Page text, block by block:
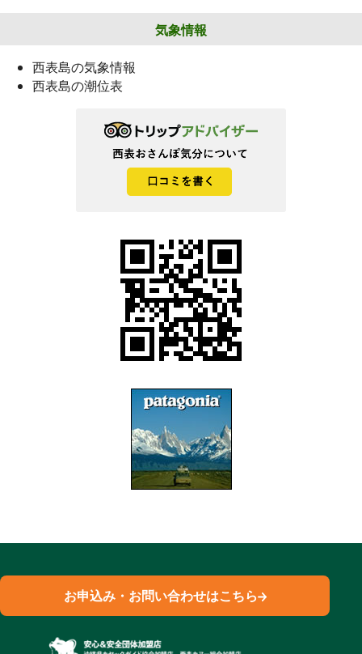
気象情報
西表島の気象情報
西表島の潮位表
お申込み・お問い合わせはこちら